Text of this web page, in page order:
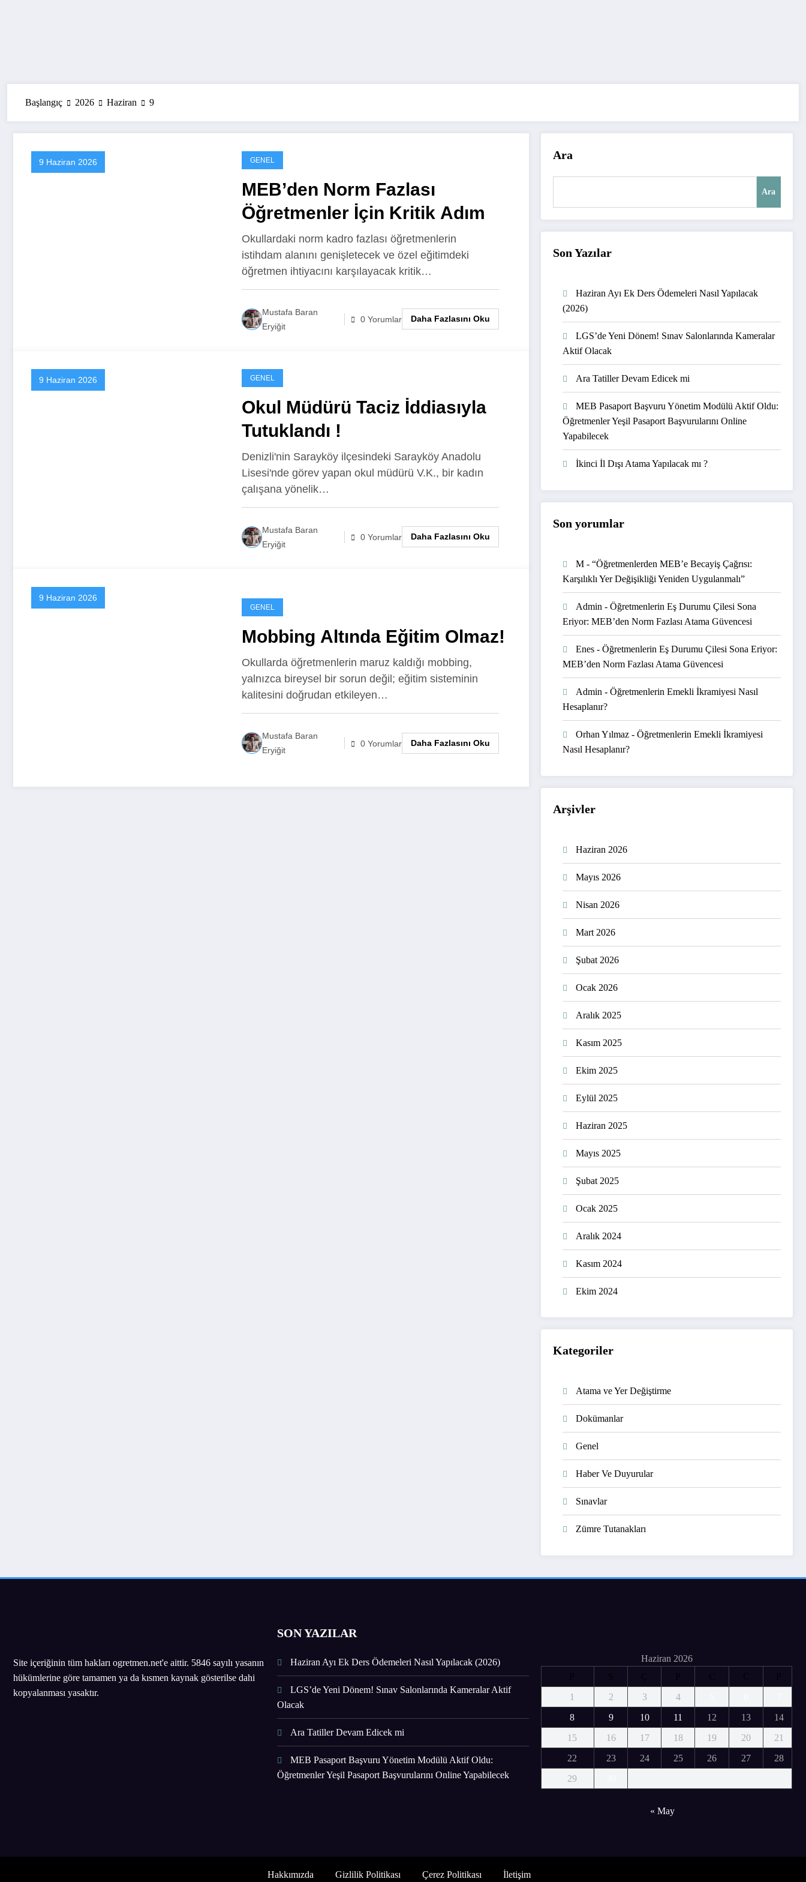
Başlangıç 2026 Haziran 9
9 Haziran 2026 GENEL
MEB’den Norm Fazlası
Öğretmenler İçin Kritik Adım
Okullardaki norm kadro fazlası öğretmenlerin
istihdam alanını genişletecek ve özel eğitimdeki
öğretmen ihtiyacını karşılayacak kritik…
Mustafa Baran
Eryiğit
0 Yorumlar Daha Fazlasını Oku
9 Haziran 2026 GENEL
Okul Müdürü Taciz İddiasıyla
Tutuklandı !
Denizli'nin Sarayköy ilçesindeki Sarayköy Anadolu
Lisesi'nde görev yapan okul müdürü V.K., bir kadın
çalışana yönelik…
Mustafa Baran
Eryiğit
0 Yorumlar Daha Fazlasını Oku
9 Haziran 2026
GENEL
Mobbing Altında Eğitim Olmaz!
Okullarda öğretmenlerin maruz kaldığı mobbing,
yalnızca bireysel bir sorun değil; eğitim sisteminin
kalitesini doğrudan etkileyen…
Mustafa Baran
Eryiğit
0 Yorumlar Daha Fazlasını Oku
Ara
Ara
Son Yazılar
Haziran Ayı Ek Ders Ödemeleri Nasıl Yapılacak
(2026)
LGS’de Yeni Dönem! Sınav Salonlarında Kameralar
Aktif Olacak
Ara Tatiller Devam Edicek mi
MEB Pasaport Başvuru Yönetim Modülü Aktif Oldu:
Öğretmenler Yeşil Pasaport Başvurularını Online
Yapabilecek
İkinci İl Dışı Atama Yapılacak mı ?
Son yorumlar
M -“Öğretmenlerden MEB’e Becayiş Çağrısı:
Karşılıklı Yer Değişikliği Yeniden Uygulanmalı”
Admin -Öğretmenlerin Eş Durumu Çilesi Sona
Eriyor: MEB’den Norm Fazlası Atama Güvencesi
Enes -Öğretmenlerin Eş Durumu Çilesi Sona Eriyor:
MEB’den Norm Fazlası Atama Güvencesi
Admin -Öğretmenlerin Emekli İkramiyesi Nasıl
Hesaplanır?
Orhan Yılmaz -Öğretmenlerin Emekli İkramiyesi
Nasıl Hesaplanır?
Arşivler
Haziran 2026
Mayıs 2026
Nisan 2026
Mart 2026
Şubat 2026
Ocak 2026
Aralık 2025
Kasım 2025
Ekim 2025
Eylül 2025
Haziran 2025
Mayıs 2025
Şubat 2025
Ocak 2025
Aralık 2024
Kasım 2024
Ekim 2024
Kategoriler
Atama ve Yer Değiştirme
Dokümanlar
Genel
Haber Ve Duyurular
Sınavlar
Zümre Tutanakları
Site içeriğinin tüm hakları ogretmen.net'e aittir. 5846 sayılı yasanın
hükümlerine göre tamamen ya da kısmen kaynak gösterilse dahi
kopyalanması yasaktır.
SON YAZILAR
Haziran Ayı Ek Ders Ödemeleri Nasıl Yapılacak (2026)
LGS’de Yeni Dönem! Sınav Salonlarında Kameralar Aktif
Olacak
Ara Tatiller Devam Edicek mi
MEB Pasaport Başvuru Yönetim Modülü Aktif Oldu:
Öğretmenler Yeşil Pasaport Başvurularını Online Yapabilecek
Haziran 2026
P
S Ç P C C
P
1
2 3 4
8
9 10 11 12 13
14
15
16 17 18 19 20
21
22
23 24 25 26 27
28
29
« May
Hakkımızda Gizlilik Politikası Çerez Politikası İletişim